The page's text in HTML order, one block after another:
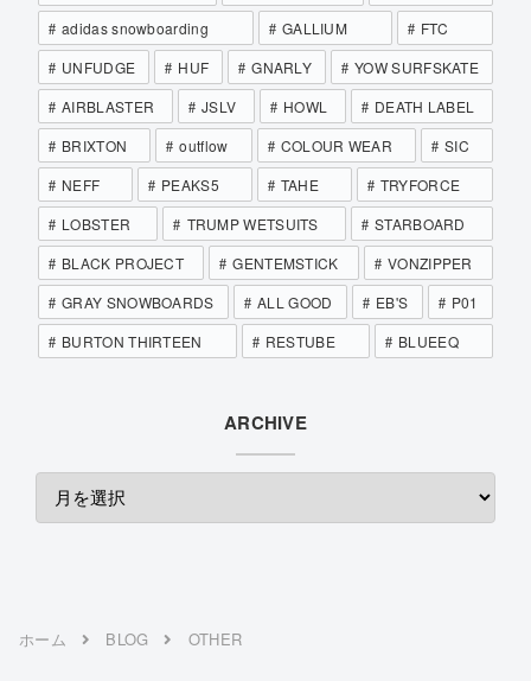
adidas snowboarding
GALLIUM
FTC
UNFUDGE
HUF GNARLY
YOW SURFSKATE
AIRBLASTER
JSLV HOWL
DEATH LABEL
BRIXTON
outflow COLOUR WEAR
SIC
NEFF
PEAKS5 TAHE
TRYFORCE
LOBSTER
TRUMP WETSUITS
STARBOARD
BLACK PROJECT
GENTEMSTICK
VONZIPPER
GRAY SNOWBOARDS
ALL GOOD EB'S
P01
BURTON THIRTEEN
RESTUBE BLUEEQ
ARCHIVE
ホーム BLOG OTHER